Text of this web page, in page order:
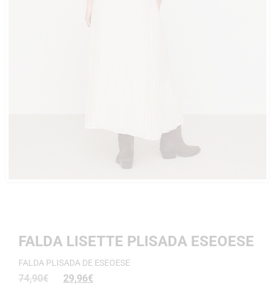
FALDA LISETTE PLISADA ESEOESE
FALDA PLISADA DE ESEOESE
74,90€ 29,96€